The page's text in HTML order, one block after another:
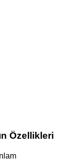
Özellikleri